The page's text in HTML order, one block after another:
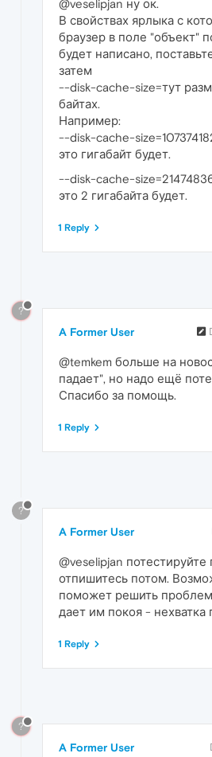
@veselipjan ну ок.
В свойствах ярлыка с
браузер в поле "объект"
будет написано,
затем
--disk-cache-size=тут
байтах.
Например:
--disk-cache-
это гигабайт будет.
--disk-cache-
это 2 гигабайта будет.
1 Reply
?
A Former User
@temkem больше на
падает", но надо ещё
Спасибо за помощь.
1 Reply
?
A Former User
@veselipjan
отпишитесь потом.
поможет решить
дает им покоя - нехватка
1 Reply
?
A Former User